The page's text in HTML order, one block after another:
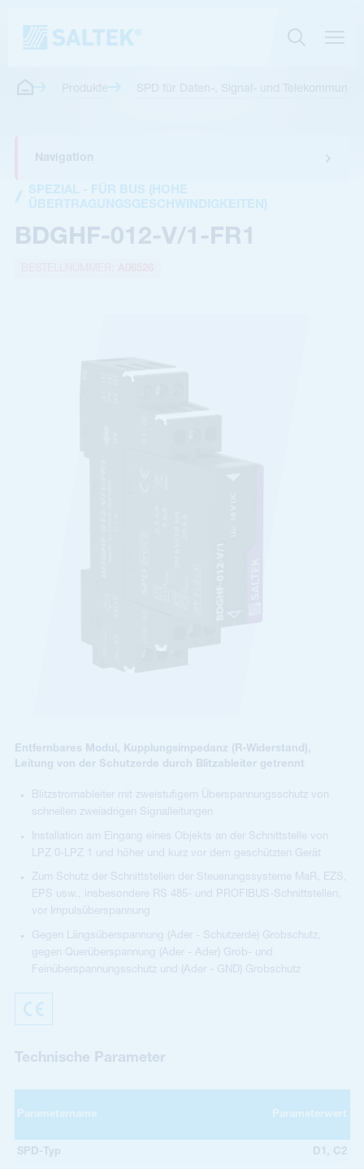
SPD für Daten-, Signal- und
Navigation
SPEZIAL - FÜR BUS (HOHE
ÜBERTRAGUNGSGESCHWINDIGKEITEN)
BDGHF-012-V/1-FR1
Entfernbares Modul, Kupplungsimpedanz (R-Widerstand),
Leitung von der Schutzerde durch Blitzableiter getrennt
Blitzstromableiter mit zweistufigem Überspannungsschutz von
schnellen zweiadrigen Signalleitungen
Installation am Eingang eines Objekts an der Schnittstelle von
LPZ 0-LPZ 1 und höher und kurz vor dem geschützten Gerät
Zum Schutz der Schnittstellen der Steuerungssysteme MaR, EZS,
EPS usw., insbesondere RS 485- und PROFIBUS-Schnittstellen,
vor Impulsüberspannung
Gegen Längsüberspannung (Ader - Schutzerde) Grobschutz,
gegen Querüberspannung (Ader - Ader) Grob- und
Feinüberspannungsschutz und (Ader - GND) Grobschutz
Technische Parameter
Parametername Parameterwert
SPD-Typ D1, C2